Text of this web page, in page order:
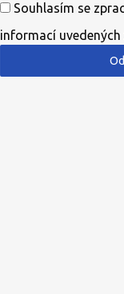
Souhlasím se
informací uvedených